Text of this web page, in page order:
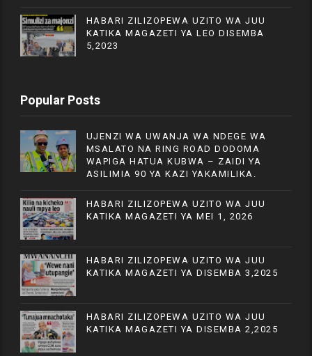
HABARI ZILIZOPEWA UZITO WA JUU
KATIKA MAGAZETI YA LEO DISEMBA
5,2023
Popular Posts
UJENZI WA UWANJA WA NDEGE WA
MSALATO NA RING ROAD DODOMA
WAPIGA HATUA KUBWA – ZAIDI YA
ASILIMIA 90 YA KAZI YAKAMILIKA.
HABARI ZILIZOPEWA UZITO WA JUU
KATIKA MAGAZETI YA MEI 1, 2026
HABARI ZILIZOPEWA UZITO WA JUU
KATIKA MAGAZETI YA DISEMBA 3,2025
HABARI ZILIZOPEWA UZITO WA JUU
KATIKA MAGAZETI YA DISEMBA 2,2025